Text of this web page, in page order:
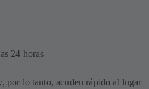
24 horas
por lo tanto, acuden rápido al lugar